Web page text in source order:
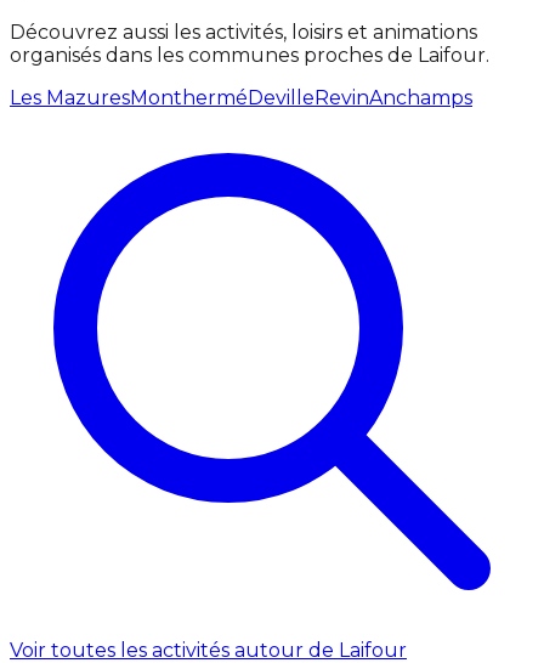
Découvrez aussi les activités, loisirs et animations
organisés dans les communes proches de Laifour.
Les MazuresMontherméDevilleRevinAnchamps
Voir toutes les activités autour de Laifour